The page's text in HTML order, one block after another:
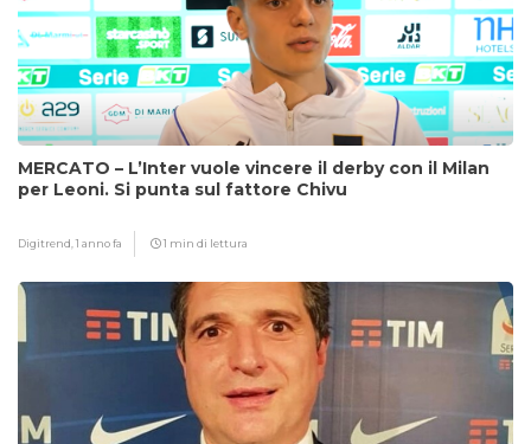
MERCATO – L’Inter vuole vincere il derby con il Milan
per Leoni. Si punta sul fattore Chivu
Digitrend,1 anno fa 1 min di lettura